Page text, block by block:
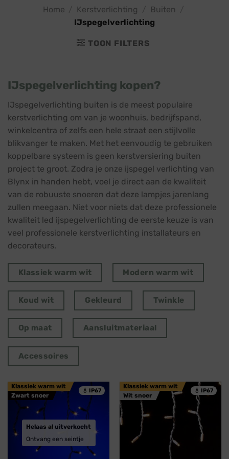
Home Kerstverlichting Buiten
IJspegelverlichting
TOON FILTERS
IJspegelverlichting kopen?
IJspegelverlichting buiten is de meest populaire
kerstverlichting om van je woonhuis, bedrijfspand,
winkelcentra of zelfs een hele straat een stijlvolle
blikvanger te maken. Met het eenvoudig te gebruiken
koppelbare systeem is geen kerstversiering buiten
project te groot. Zodra je onze ijspegel verlichting van
Blynx in handen hebt, voel je direct aan de kwaliteit
van de robuuste snoeren dat deze lampjes jarenlang
zullen meegaan. Niet voor niets dat deze professionele
kwaliteit led ijspegelverlichting de eerste keuze is van
veel professionele kerstverlichting installateurs en
decorateurs.
Klassiek warm wit Modern warm wit
Koud wit Gekleurd Twinkle
Op maat Aansluitmateriaal
Accessoires
💧 IP67
Klassiek warm wit
Zwart snoer
Helaas al uitverkocht
Ontvang een seintje
💧 IP67
Klassiek warm wit
Wit snoer